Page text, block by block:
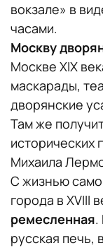
вокзале» в
часами.
Москву
Москве XIX
маскарады,
дворянские
Там же
исторических
Михаила
С жизнью
города в XVIII
ремесленная.
русская печь,